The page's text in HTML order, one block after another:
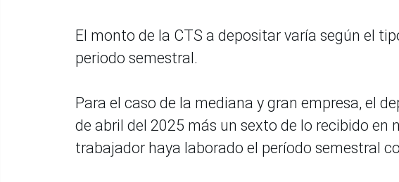
El monto de la CTS a depositar varía según el
periodo semestral.
Para el caso de la mediana y gran empresa, el
de abril del 2025 más un sexto de lo recibido en
trabajador haya laborado el período semestral